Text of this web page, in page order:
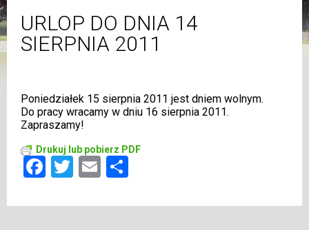
URLOP DO DNIA 14
SIERPNIA 2011
Poniedziałek 15 sierpnia 2011 jest dniem wolnym.
Do pracy wracamy w dniu 16 sierpnia 2011.
Zapraszamy!
Drukuj lub pobierz PDF
Facebook
Twitter
Email